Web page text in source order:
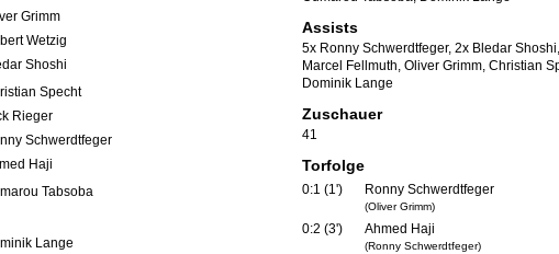
Grimm
Wetzig
Shoshi
Specht
Rieger
Schwerdtfeger
Haji
Tabsoba
Lange
Assists
5x Ronny Schwerdtfeger, 2x Bledar Shoshi,
Marcel Fellmuth, Oliver Grimm, Christian
Dominik Lange
Zuschauer
41
Torfolge
0:1 (1') Ronny Schwerdtfeger
(Oliver Grimm)
0:2 (3') Ahmed Haji
(Ronny Schwerdtfeger)